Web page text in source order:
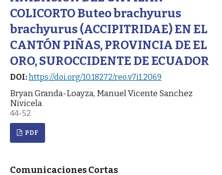
COLICORTO Buteo brachyurus
brachyurus (ACCIPITRIDAE) EN EL
CANTÓN PIÑAS, PROVINCIA DE EL
ORO, SUROCCIDENTE DE ECUADOR
DOI:https://doi.org/10.18272/reo.v7i1.2069
Bryan Granda-Loayza, Manuel Vicente Sanchez
Nivicela
44-52
PDF
Comunicaciones Cortas